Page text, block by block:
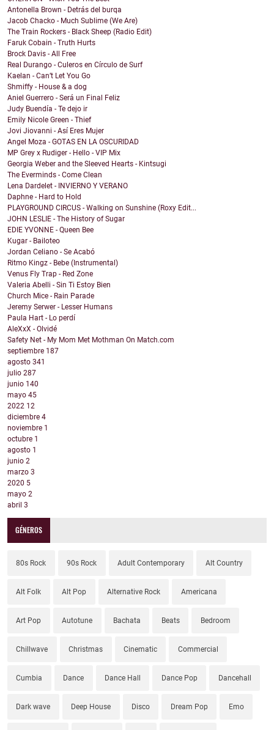
Antonella Brown - Detrás del burqa
Jacob Chacko - Much Sublime (We Are)
The Train Rockers - Black Sheep (Radio Edit)
Faruk Cobain - Truth Hurts
Brock Davis - All Free
Real Durango - Culeros en Círculo de Surf
Kaelan - Can’t Let You Go
Shmiffy - House & a dog
Aniel Guerrero - Será un Final Feliz
Judy Buendía - Te dejo ir
Emily Nicole Green - Thief
Jovi Jiovanni - Así Eres Mujer
Angel Moza - GOTAS EN LA OSCURIDAD
MP Grey x Rudiger - Hello - VIP Mix
Georgia Weber and the Sleeved Hearts - Kintsugi
The Everminds - Come Clean
Lena Dardelet - INVIERNO Y VERANO
Daphne - Hard to Hold
PLAYGROUND CIRCUS - Walking on Sunshine (Roxy Edit...
JOHN LESLIE - The History of Sugar
EDIE YVONNE - Queen Bee
Kugar - Bailoteo
Jordan Celiano - Se Acabó
Ritmo Kingz - Bebe (Instrumental)
Venus Fly Trap - Red Zone
Valeria Abelli - Sin Ti Estoy Bien
Church Mice - Rain Parade
Jeremy Serwer - Lesser Humans
Paula Hart - Lo perdí
AleXxX - Olvidé
Safety Net - My Mom Met Mothman On Match.com
septiembre 187
agosto 341
julio 287
junio 140
mayo 45
2022 12
diciembre 4
noviembre 1
octubre 1
agosto 1
junio 2
marzo 3
2020 5
mayo 2
abril 3
GÉNEROS
80s Rock 90s Rock Adult Contemporary Alt Country
Alt Folk Alt Pop Alternative Rock Americana
Art Pop Autotune Bachata Beats Bedroom
Chillwave Christmas Cinematic Commercial
Cumbia Dance Dance Hall Dance Pop Dancehall
Dark wave Deep House Disco Dream Pop Emo